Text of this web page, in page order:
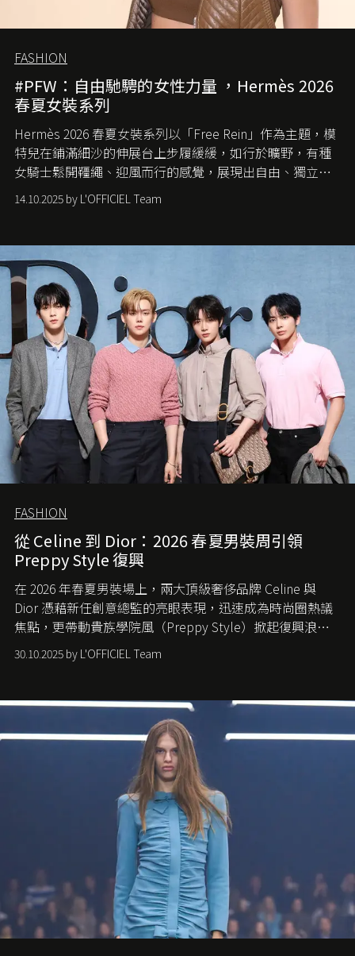
FASHION
#PFW：自由馳騁的女性力量 ，Hermès 2026
春夏女裝系列
Hermès 2026 春夏女裝系列以「Free Rein」作為主題，模
特兒在鋪滿細沙的伸展台上步履緩緩，如行於曠野，有種
女騎士鬆開韁繩、迎風而行的感覺，展現出自由、獨立與
從容的態度。
14.10.2025 by L'OFFICIEL Team
FASHION
從 Celine 到 Dior：2026 春夏男裝周引領
Preppy Style 復興
在 2026 年春夏男裝場上，兩大頂級奢侈品牌 Celine 與
Dior 憑藉新任創意總監的亮眼表現，迅速成為時尚圈熱議
焦點，更帶動貴族學院風（Preppy Style）掀起復興浪
潮，讓這股經典風格再度回到大眾視線。
30.10.2025 by L'OFFICIEL Team